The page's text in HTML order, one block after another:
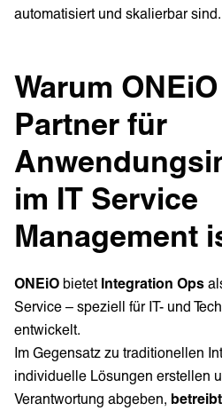
automatisiert und skalierbar sind.
Warum
Partner für
im IT Service
Management
ONEiO bietet Integration Ops
Service – speziell für IT- und
entwickelt.
Im Gegensatz zu traditionellen
individuelle Lösungen erstellen
Verantwortung abgeben, betreibt